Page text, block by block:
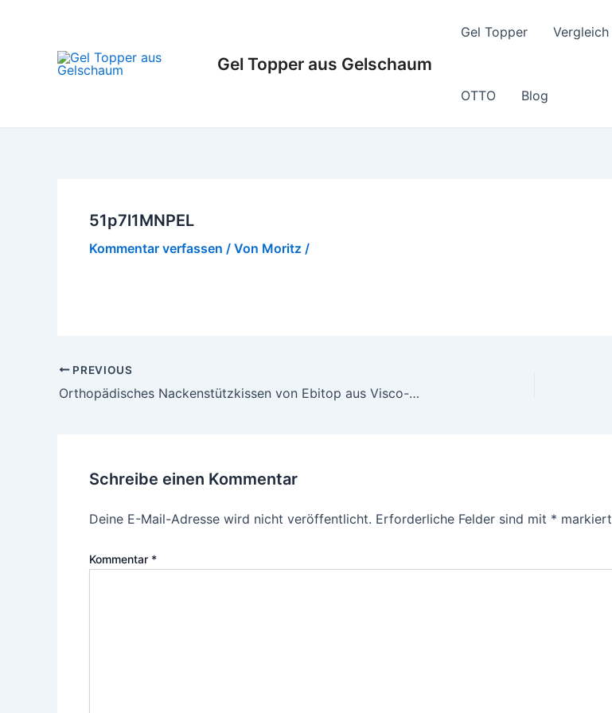
Gel Topper aus Gelschaum
Gel Topper Vergleich
OTTO Blog
51p7l1MNPEL
Kommentar verfassen / Von Moritz /
Post
navigation
PREVIOUS
Orthopädisches Nackenstützkissen von Ebitop aus Visco-Gelschaum
Schreibe einen Kommentar
Deine E-Mail-Adresse wird nicht veröffentlicht. Erforderliche Felder sind mit * markiert
Kommentar *